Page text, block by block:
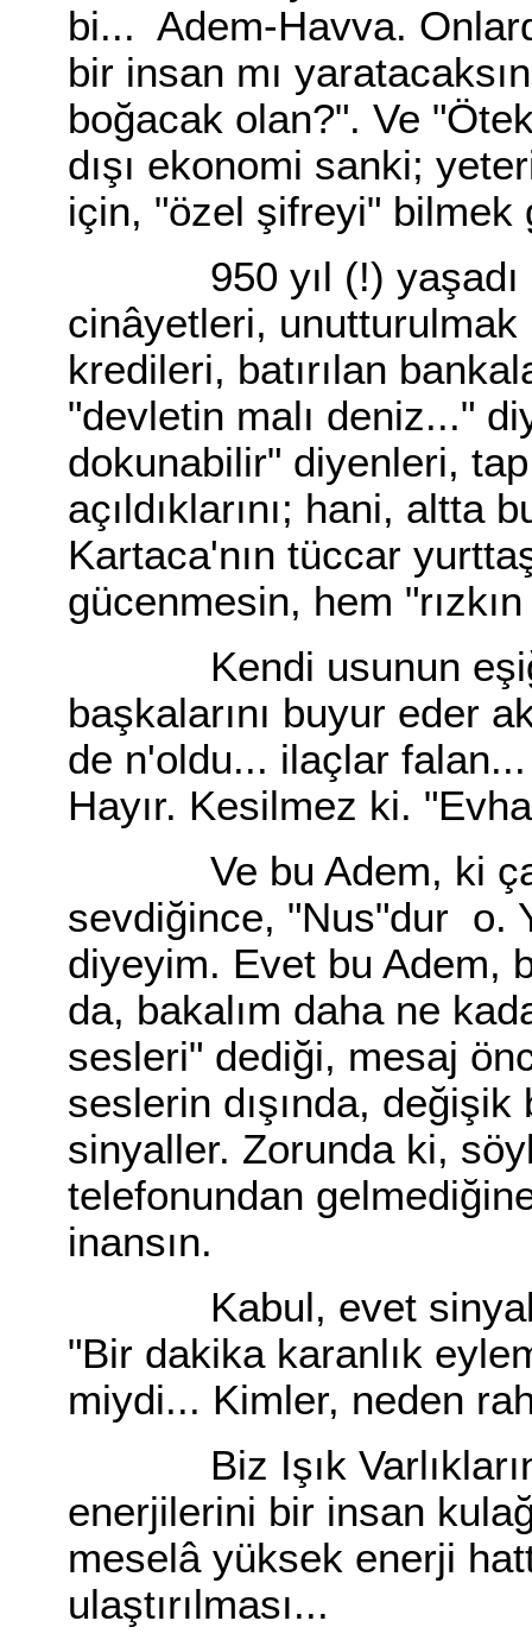
bi... Adem-Havva.
bir insan mı
boğacak olan?". Ve
dışı ekonomi sanki;
için, "özel şifreyi"
950 yıl (!) yaşadı
cinâyetleri, unutturulmak
kredileri, batırılan
"devletin malı deniz..."
dokunabilir" diyenleri,
açıldıklarını; hani, altta
Kartaca'nın tüccar
gücenmesin, hem
Kendi usunun
başkalarını buyur eder
de n'oldu... ilaçlar
Hayır. Kesilmez ki.
Ve bu Adem, ki
sevdiğince, "Nus"dur o.
diyeyim. Evet bu Adem,
da, bakalım daha ne
sesleri" dediği, mesaj
seslerin dışında,
sinyaller. Zorunda ki,
telefonundan
inansın.
Kabul, evet sinyaller
"Bir dakika karanlık
miydi... Kimler, neden
Biz Işık Varlıkların
enerjilerini bir insan
meselâ yüksek enerji
ulaştırılması...